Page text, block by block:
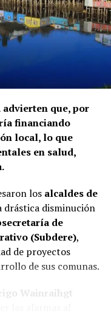
que, por
financiando
local, lo que
en salud,
los alcaldes de
disminución
de
(Subdere),
de proyectos
de sus comunas.
Wainraihgt